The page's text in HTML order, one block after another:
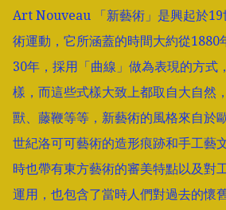
Art Nouveau 「新藝術」是興起於
術運動，它所涵蓋的時間大約從1880
30年，採用「曲線」做為表現的方式
樣，而這些式樣大致上都取自大自然
獸、藤鞭等等，新藝術的風格來自於
世紀洛可可藝術的造形痕跡和手工藝
時也帶有東方藝術的審美特點以及對
運用，也包含了當時人們對過去的懷